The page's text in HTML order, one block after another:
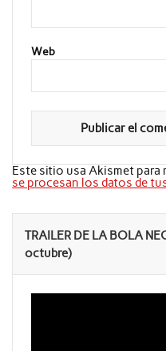
Web
Este sitio usa Akismet para
se procesan los datos de
TRAILER DE LA BOLA
octubre)
Reproductor